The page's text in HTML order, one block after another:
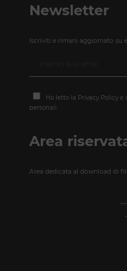
Newsletter
Iscriviti e rimani aggiornato su
Ho letto la Privacy Policy e
personali
Area
Area dedicata al download di